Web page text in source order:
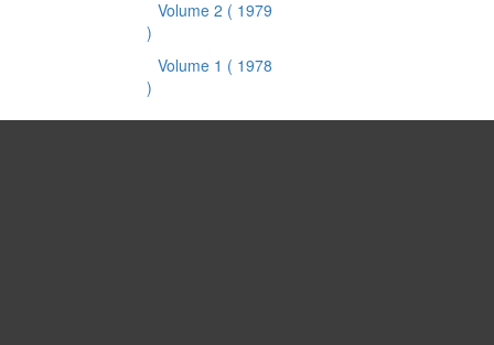
Volume 2 ( 1979
)
Volume 1 ( 1978
)